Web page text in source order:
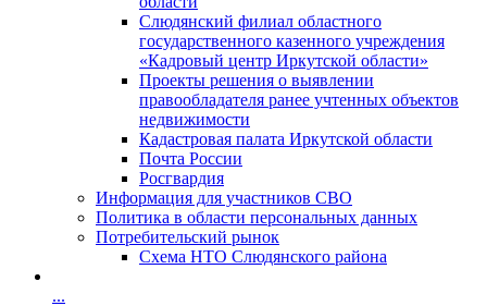
Слюдянский филиал областного
государственного казенного учреждения
«Кадровый центр Иркутской области»
Проекты решения о выявлении
правообладателя ранее учтенных объектов
недвижимости
Кадастровая палата Иркутской области
Почта России
Росгвардия
Информация для участников СВО
Политика в области персональных данных
Потребительский рынок
Схема НТО Слюдянского района
...